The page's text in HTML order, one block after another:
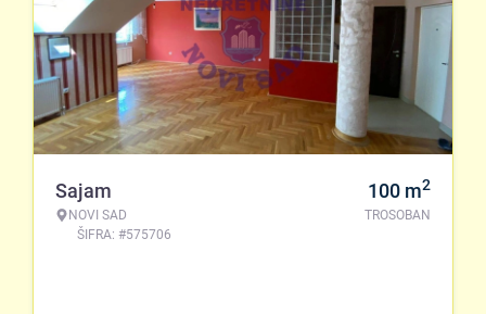
Sajam
NOVI SAD
ŠIFRA: #575706
100 m2
TROSOBAN